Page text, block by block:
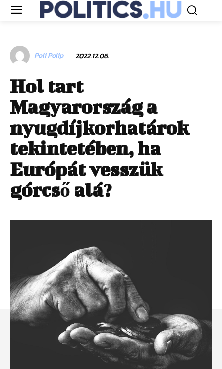
Poli Polip 2022.12.06.
Hol tart
Magyarország a
nyugdíjkorhatárok
tekintetében, ha
Európát vesszük
górcső alá?